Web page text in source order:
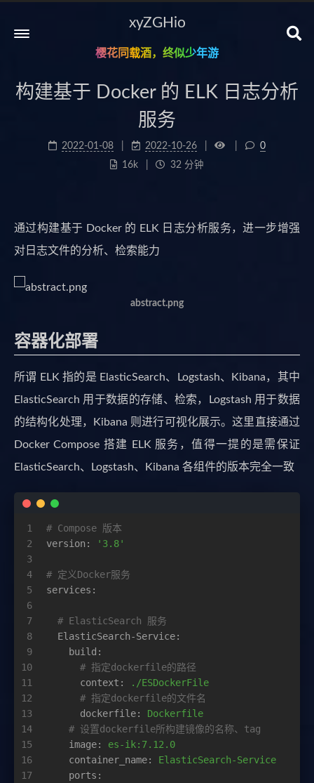
xyZGHio
樱花同载酒，终似少年游
构建基于 Docker 的 ELK 日志分析
服务
2022-01-08 2022-10-26
0
16k
32 分钟
通过构建基于 Docker 的 ELK 日志分析服务，进一步增强
对日志文件的分析、检索能力
abstract.png
容器化部署
所谓 ELK 指的是 ElasticSearch、Logstash、Kibana，其中
ElasticSearch 用于数据的存储、检索，Logstash 用于数据
的结构化处理，Kibana 则进行可视化展示。这里直接通过
Docker Compose 搭建 ELK 服务，值得一提的是需保证
ElasticSearch、Logstash、Kibana 各组件的版本完全一致
1
2
3
4
5
6
7
8
9
10
11
12
13
14
15
16
17
# Compose 版本
version:
'3.8'
# 定义Docker服务
services:
# ElasticSearch 服务
ElasticSearch-Service:
build:
# 指定dockerfile的路径
context:
./ESDockerFile
# 指定dockerfile的文件名
dockerfile:
Dockerfile
# 设置dockerfile所构建镜像的名称、tag
image:
es-ik:7.12.0
container_name:
ElasticSearch-Service
ports: